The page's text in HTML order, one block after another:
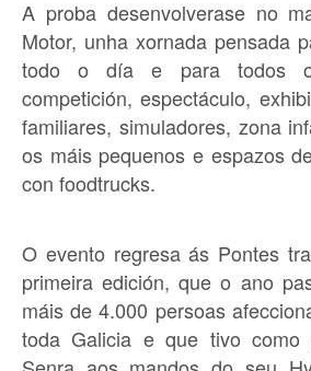
A proba desenvolverase no
Motor, unha xornada pensada
todo o día e para todos
competición, espectáculo,
familiares, simuladores, zona
os máis pequenos e espazos
con foodtrucks.
O evento regresa ás Pontes
primeira edición, que o ano
máis de 4.000 persoas
toda Galicia e que tivo como